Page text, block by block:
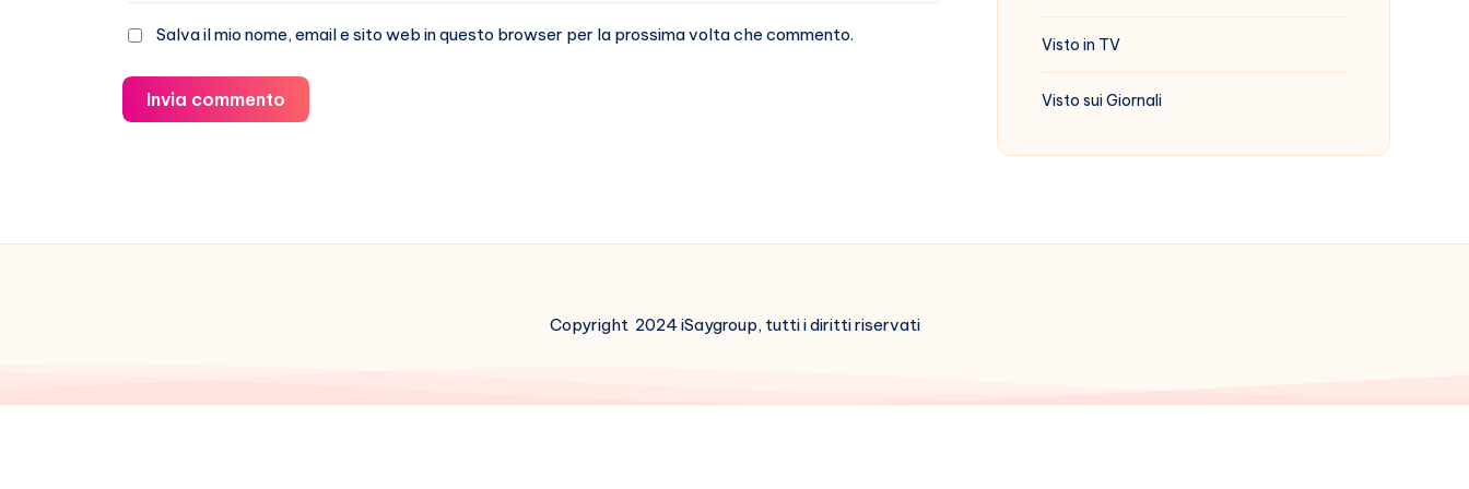
Salva il mio nome, email e sito web in questo browser per la prossima volta che commento.
Invia commento
Visto in TV
Visto sui Giornali
Copyright 2024 iSaygroup, tutti i diritti riservati